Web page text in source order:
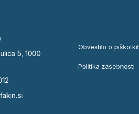
5, 1000
Obvestilo o
Politika zasebnosti